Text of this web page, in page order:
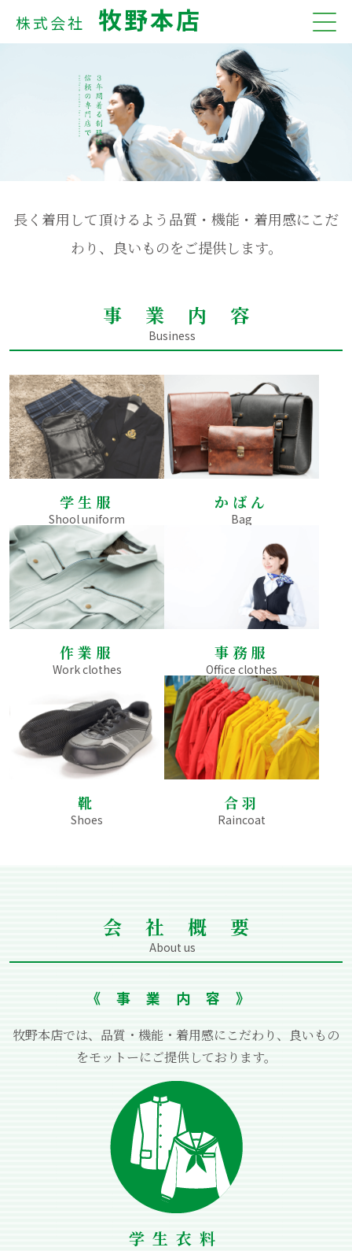
株式会社 牧野本店
長く着用して頂けるよう品質・機能・着用感にこだ
わり、良いものをご提供します。
事業内容
Business
学生服
Shool uniform
かばん
Bag
作業服
Work clothes
事務服
Office clothes
靴
Shoes
合羽
Raincoat
会社概要
About us
《事業内容》
牧野本店では、品質・機能・着⽤感にこだわり、良いもの
をモットーにご提供しております。
学⽣⾐料